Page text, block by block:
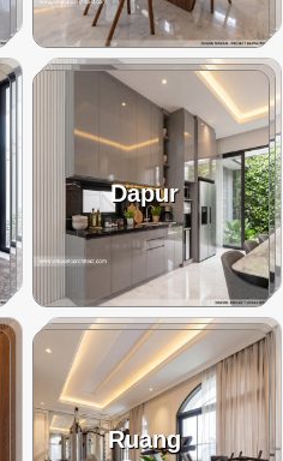
Dapur
Ruang